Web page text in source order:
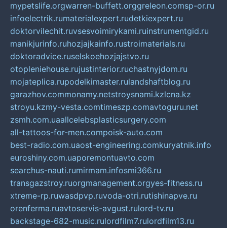
mypetslife.orgwarren-buffett.orggreleon.comsp-or.ru
infoelectrik.rumaterialexpert.rudetkiexpert.ru
doktorvilechit.ruvsesvoimirykami.ruinstrumentgid.ru
manikjurinfo.ruhozjajkainfo.rustroimaterials.ru
doktoradvice.ruselskoehozjajstvo.ru
otopleniehouse.rujustinterior.ruchastnyjdom.ru
mojateplica.rupodelkimaster.rulandshaftblog.ru
garazhov.commonamy.netstroysnami.kzlcna.kz
stroyu.kzmy-vesta.comtimeszp.comavtoguru.net
zsmh.com.uaallcelebsplasticsurgery.com
all-tattoos-for-men.compoisk-auto.com
best-radio.com.uaost-engineering.comkuryatnik.info
euroshiny.com.uaporemontuavto.com
searchus-nauti.rumirmam.infosmi366.ru
transgazstroy.ruorgmanagement.orgyes-fitness.ru
xtreme-rp.ruwasdpvp.ruvoda-otri.rutishinapve.ru
orenferma.ruavtoservis-avgust.rulord-tv.ru
backstage-682-music.rulordfilm7.rulordfilm13.ru